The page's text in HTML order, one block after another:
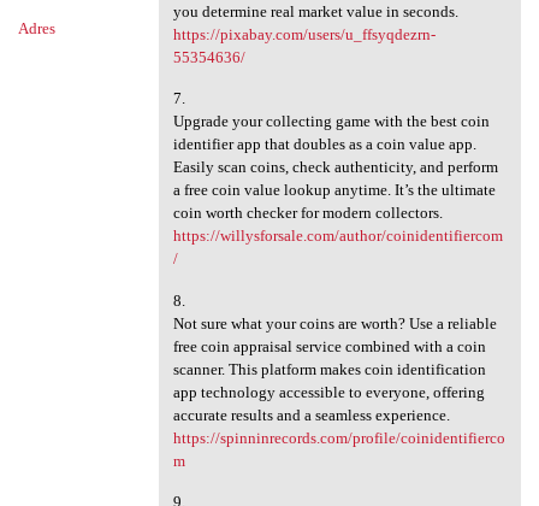
Adres
you determine real market value in seconds.
https://pixabay.com/users/u_ffsyqdezrn-
55354636/
7.
Upgrade your collecting game with the best coin
identifier app that doubles as a coin value app.
Easily scan coins, check authenticity, and perform
a free coin value lookup anytime. It’s the ultimate
coin worth checker for modern collectors.
https://willysforsale.com/author/coinidentifiercom
/
8.
Not sure what your coins are worth? Use a reliable
free coin appraisal service combined with a coin
scanner. This platform makes coin identification
app technology accessible to everyone, offering
accurate results and a seamless experience.
https://spinninrecords.com/profile/coinidentifierco
m
9.